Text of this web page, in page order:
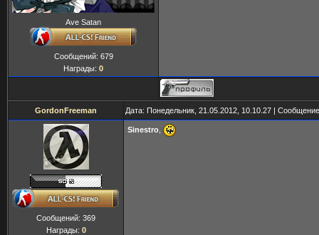
Ave Satan
Сообщений: 679
Награды: 0
GordonFreeman Дата: Понедельник, 21.05.2012, 10.10.27 |
Сообщений: 369
Награды: 0
Sinestro